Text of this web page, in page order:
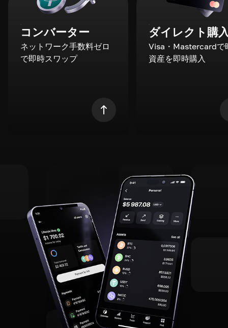
コンバーター
ネットワーク手数料ゼロ
で即時スワップ
ダイレクト購
Visa・Mastercardで
資産を即時購入